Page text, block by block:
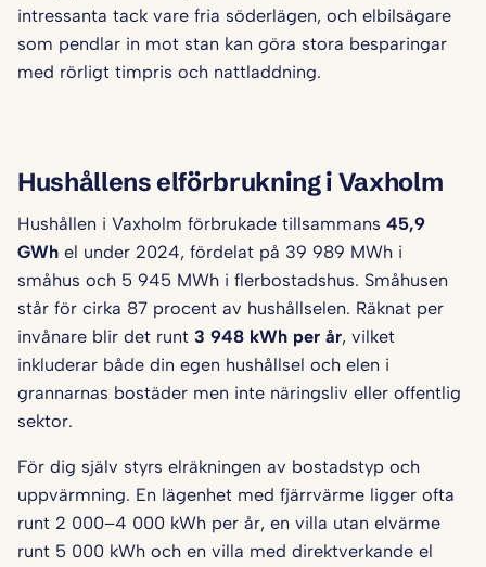
intressanta tack vare fria söderlägen, och elbilsägare
som pendlar in mot stan kan göra stora besparingar
med rörligt timpris och nattladdning.
Hushållens elförbrukning i Vaxholm
Hushållen i Vaxholm förbrukade tillsammans 45,9
GWh el under 2024, fördelat på 39 989 MWh i
småhus och 5 945 MWh i flerbostadshus. Småhusen
står för cirka 87 procent av hushållselen. Räknat per
invånare blir det runt 3 948 kWh per år, vilket
inkluderar både din egen hushållsel och elen i
grannarnas bostäder men inte näringsliv eller offentlig
sektor.
För dig själv styrs elräkningen av bostadstyp och
uppvärmning. En lägenhet med fjärrvärme ligger ofta
runt 2 000–4 000 kWh per år, en villa utan elvärme
runt 5 000 kWh och en villa med direktverkande el